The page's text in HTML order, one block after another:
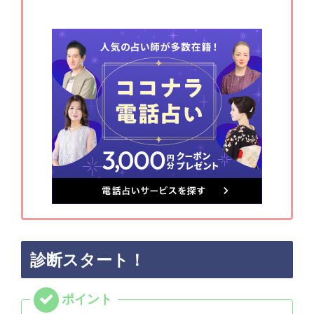
診断スタート！